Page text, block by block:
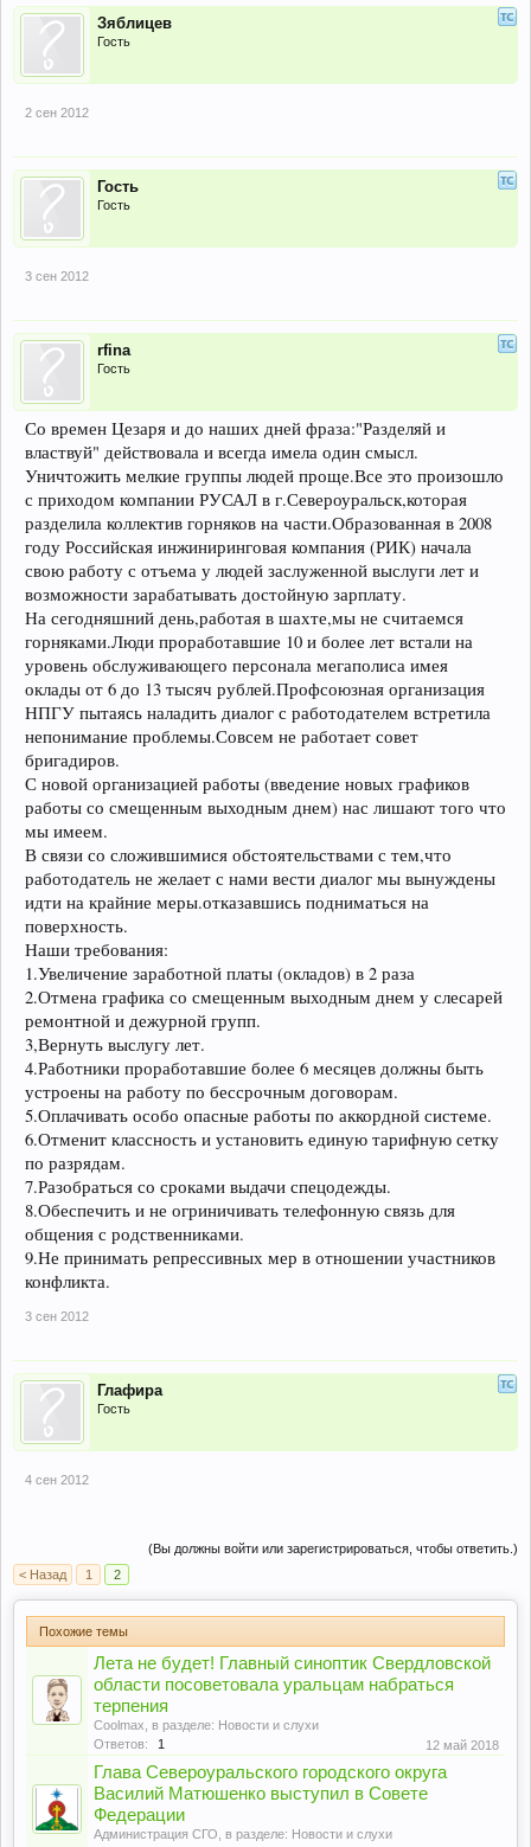
Зяблицев
Гость
2 сен 2012
Гость
Гость
3 сен 2012
rfina
Гость
Со времен Цезаря и до наших дней фраза:"Разделяй и
властвуй" действовала и всегда имела один смысл.
Уничтожить мелкие группы людей проще.Все это произошло
с приходом компании РУСАЛ в г.Североуральск,которая
разделила коллектив горняков на части.Образованная в 2008
году Российская инжиниринговая компания (РИК) начала
свою работу с отъема у людей заслуженной выслуги лет и
возможности зарабатывать достойную зарплату.
На сегодняшний день,работая в шахте,мы не считаемся
горняками.Люди проработавшие 10 и более лет встали на
уровень обслуживающего персонала мегаполиса имея
оклады от 6 до 13 тысяч рублей.Профсоюзная организация
НПГУ пытаясь наладить диалог с работодателем встретила
непонимание проблемы.Совсем не работает совет
бригадиров.
С новой организацией работы (введение новых графиков
работы со смещенным выходным днем) нас лишают того что
мы имеем.
В связи со сложившимися обстоятельствами с тем,что
работодатель не желает с нами вести диалог мы вынуждены
идти на крайние меры.отказавшись подниматься на
поверхность.
Наши требования:
1.Увеличение заработной платы (окладов) в 2 раза
2.Отмена графика со смещенным выходным днем у слесарей
ремонтной и дежурной групп.
3,Вернуть выслугу лет.
4.Работники проработавшие более 6 месяцев должны быть
устроены на работу по бессрочным договорам.
5.Оплачивать особо опасные работы по аккордной системе.
6.Отменит классность и установить единую тарифную сетку
по разрядам.
7.Разобраться со сроками выдачи спецодежды.
8.Обеспечить и не огриничивать телефонную связь для
общения с родственниками.
9.Не принимать репрессивных мер в отношении участников
конфликта.
3 сен 2012
Глафира
Гость
4 сен 2012
(Вы должны войти или зарегистрироваться, чтобы ответить.)
< Назад
1 2
Похожие темы
Лета не будет! Главный синоптик Свердловской
области посоветовала уральцам набраться
терпения
Coolmax , в разделе: Новости и слухи
Ответов:
1 12 май 2018
Глава Североуральского городского округа
Василий Матюшенко выступил в Совете
Федерации
Администрация СГО , в разделе: Новости и слухи